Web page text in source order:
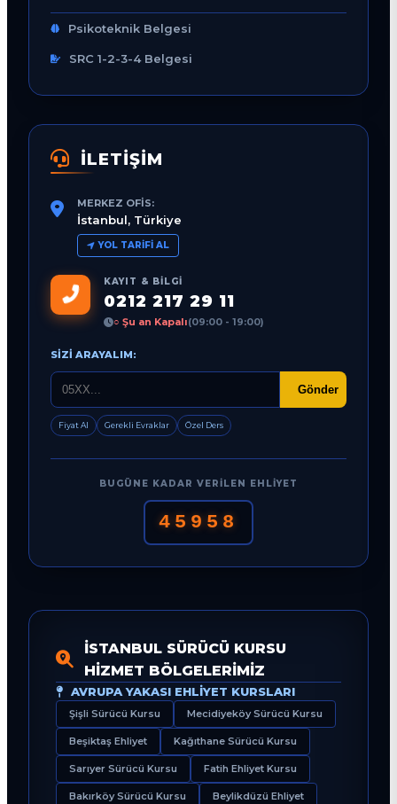
Psikoteknik Belgesi
SRC 1-2-3-4 Belgesi
İLETİŞİM
MERKEZ OFIS:
İstanbul, Türkiye
YOL TARIFI AL
KAYIT & BILGI
0212 217 29 11
○ Şu an Kapalı(09:00 - 19:00)
SIZI ARAYALIM:
Gönder
Fiyat Al Gerekli Evraklar Özel Ders
BUGÜNE KADAR VERILEN EHLIYET
45958
İSTANBUL SÜRÜCÜ KURSU
HIZMET BÖLGELERIMIZ
AVRUPA YAKASI EHLIYET KURSLARI
Şişli Sürücü Kursu Mecidiyeköy Sürücü Kursu
Beşiktaş Ehliyet Kağıthane Sürücü Kursu
Sarıyer Sürücü Kursu Fatih Ehliyet Kursu
Bakırköy Sürücü Kursu Beylikdüzü Ehliyet